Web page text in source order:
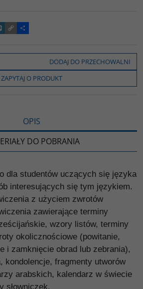
C
o
y
i
n
k
P
o
z
e
l
s
DODAJ DO PRZECHOWALNI
ZAPYTAJ O PRODUKT
OPIS
DO POBRANIA
dla studentów uczących się języka
interesujących się tym językiem.
z użyciem zwrotów
zawierające terminy
wzory listów, terminy
okolicznościowe (powitanie,
i zamknięcie obrad lub zebrania),
kondolencje, fragmenty utworów
arabskich, kalendarz w świecie
słowniczek.